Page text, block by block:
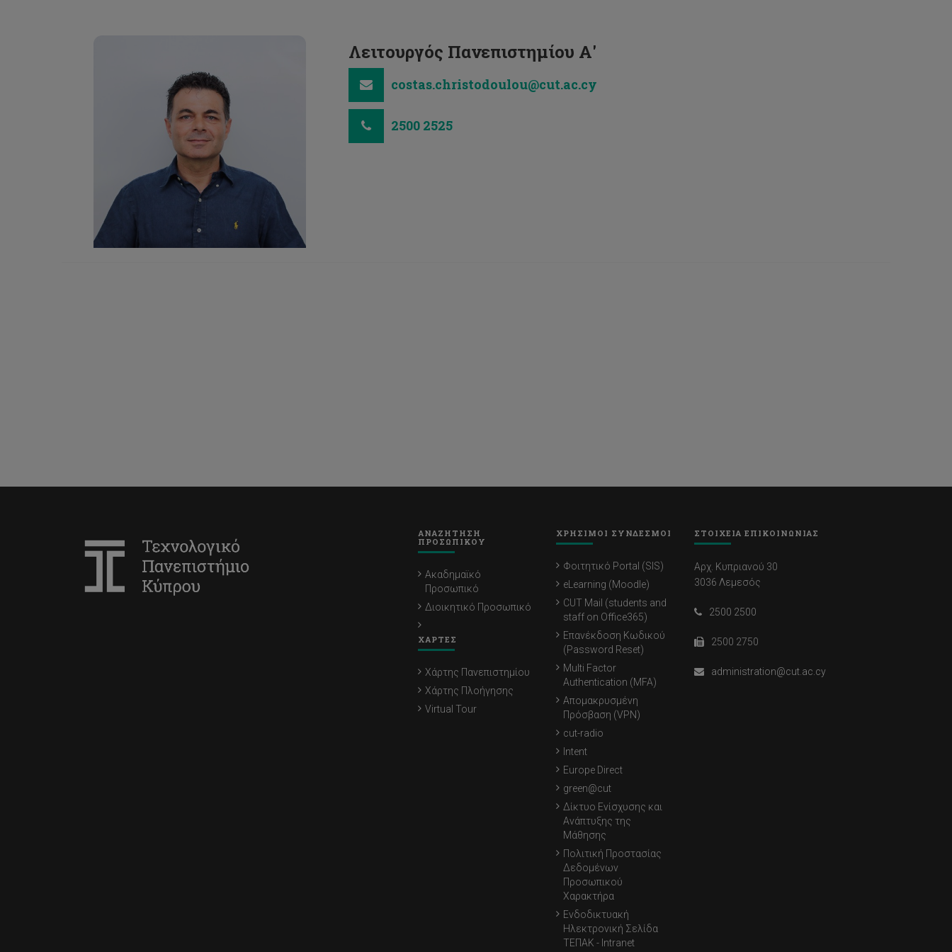
Λειτουργός Πανεπιστημίου Α'
costas.christodoulou@cut.ac.cy
2500 2525
ΑΝΑΖΗΤΗΣΗ
ΠΡΟΣΩΠΙΚΟΥ
Ακαδημαϊκό
Προσωπικό
Διοικητικό Προσωπικό
ΧΑΡΤΕΣ
Χάρτης Πανεπιστημίου
Χάρτης Πλοήγησης
Virtual Tour
ΧΡΗΣΙΜΟΙ ΣΥΝΔΕΣΜΟΙ
Φοιτητικό Portal (SIS)
eLearning (Moodle)
CUT Mail (students and
staff on Office365)
Επανέκδοση Κωδικού
(Password Reset)
Multi Factor
Authentication (MFA)
Απομακρυσμένη
Πρόσβαση (VPN)
cut-radio
Intent
Europe Direct
green@cut
Δίκτυο Ενίσχυσης και
Ανάπτυξης της
Μάθησης
Πολιτική Προστασίας
Δεδομένων
Προσωπικού
Χαρακτήρα
Ενδοδικτυακή
Ηλεκτρονική Σελίδα
ΤΕΠΑΚ - Intranet
ΣΤΟΙΧΕΙΑ ΕΠΙΚΟΙΝΩΝΙΑΣ
Αρχ. Κυπριανού 30
3036 Λεμεσός
2500 2500
2500 2750
administration@cut.ac.cy